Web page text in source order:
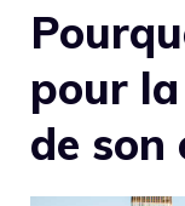
pour
de son